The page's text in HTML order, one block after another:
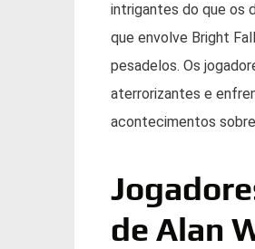
intrigantes do que os
que envolve Bright
pesadelos. Os
aterrorizantes e
acontecimentos
de Alan